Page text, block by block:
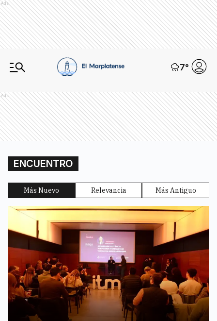
Ads
7°
Ads
ENCUENTRO
Más Nuevo Relevancia Más Antiguo